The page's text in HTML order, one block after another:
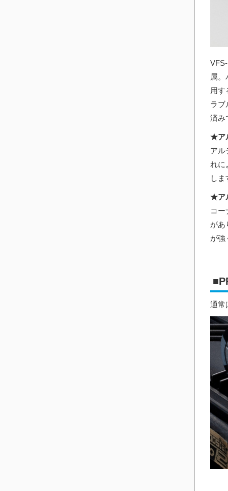
属
用
ラブ
済み
★ア
アル
れに
しま
★ア
コ
があ
が強
通常